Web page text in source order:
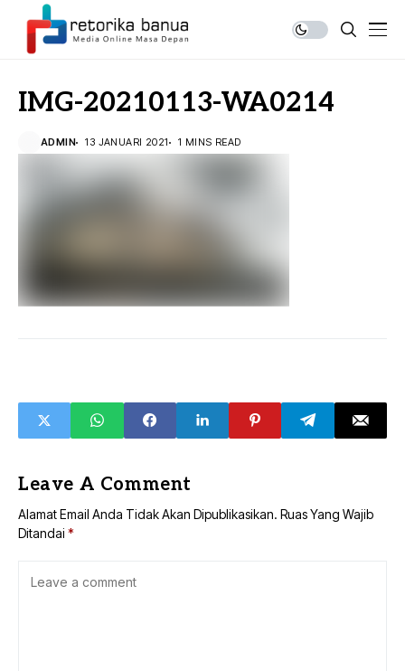
IMG-20210113-WA0214
ADMIN 13 JANUARI 2021 1 MINS READ
Leave A Comment
Alamat Email Anda Tidak Akan Dipublikasikan. Ruas Yang Wajib
Ditandai *